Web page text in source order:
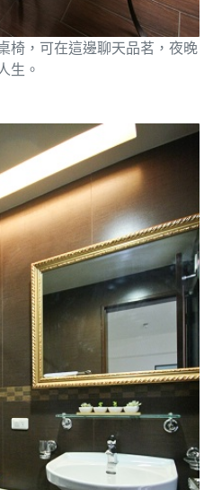
椅，可在這邊聊天品茗，夜晚
生。